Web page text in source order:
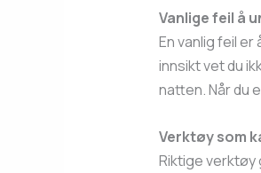
Vanlige feil å
En vanlig feil
innsikt vet du
natten. Når du
Verktøy som
Riktige verktøy